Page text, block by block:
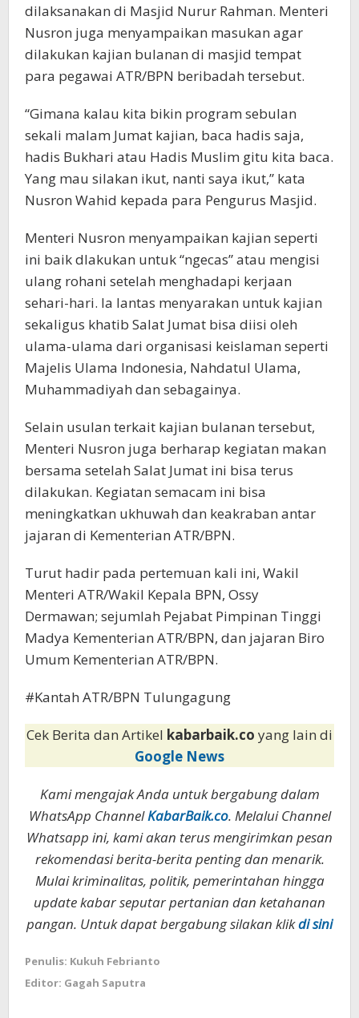
dilaksanakan di Masjid Nurur Rahman. Menteri
Nusron juga menyampaikan masukan agar
dilakukan kajian bulanan di masjid tempat
para pegawai ATR/BPN beribadah tersebut.
“Gimana kalau kita bikin program sebulan
sekali malam Jumat kajian, baca hadis saja,
hadis Bukhari atau Hadis Muslim gitu kita baca.
Yang mau silakan ikut, nanti saya ikut,” kata
Nusron Wahid kepada para Pengurus Masjid.
Menteri Nusron menyampaikan kajian seperti
ini baik dlakukan untuk “ngecas” atau mengisi
ulang rohani setelah menghadapi kerjaan
sehari-hari. Ia lantas menyarakan untuk kajian
sekaligus khatib Salat Jumat bisa diisi oleh
ulama-ulama dari organisasi keislaman seperti
Majelis Ulama Indonesia, Nahdatul Ulama,
Muhammadiyah dan sebagainya.
Selain usulan terkait kajian bulanan tersebut,
Menteri Nusron juga berharap kegiatan makan
bersama setelah Salat Jumat ini bisa terus
dilakukan. Kegiatan semacam ini bisa
meningkatkan ukhuwah dan keakraban antar
jajaran di Kementerian ATR/BPN.
Turut hadir pada pertemuan kali ini, Wakil
Menteri ATR/Wakil Kepala BPN, Ossy
Dermawan; sejumlah Pejabat Pimpinan Tinggi
Madya Kementerian ATR/BPN, dan jajaran Biro
Umum Kementerian ATR/BPN.
#Kantah ATR/BPN Tulungagung
Cek Berita dan Artikel kabarbaik.co yang lain di
Google News
Kami mengajak Anda untuk bergabung dalam
WhatsApp ChannelKabarBaik.co. Melalui Channel
Whatsapp ini, kami akan terus mengirimkan pesan
rekomendasi berita-berita penting dan menarik.
Mulai kriminalitas, politik, pemerintahan hingga
update kabar seputar pertanian dan ketahanan
pangan. Untuk dapat bergabung silakan klikdi sini
Penulis: Kukuh Febrianto
Editor: Gagah Saputra